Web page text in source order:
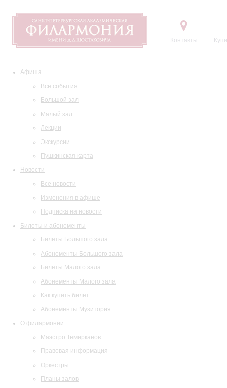
Контакты
Афиша
Все события
Большой зал
Малый зал
Лекции
Экскурсии
Пушкинская карта
Новости
Все новости
Изменения в афише
Подписка на новости
Билеты и абонементы
Билеты Большого зала
Абонементы Большого зала
Билеты Малого зала
Абонементы Малого зала
Как купить билет
Абонементы Музитория
О филармонии
Маэстро Темирканов
Правовая информация
Оркестры
Планы залов